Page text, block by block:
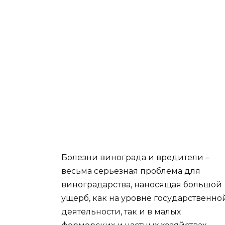
Болезни винограда и вредители –
весьма серьезная проблема для
виноградарства, наносящая большой
ущерб, как на уровне
деятельности, так и в малых